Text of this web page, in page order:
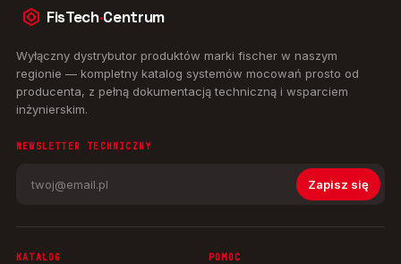
FisTech·Centrum
Wyłączny dystrybutor produktów marki fischer w naszym
regionie — kompletny katalog systemów mocowań prosto od
producenta, z pełną dokumentacją techniczną i wsparciem
inżynierskim.
NEWSLETTER TECHNICZNY
Zapisz się
KATALOG POMOC